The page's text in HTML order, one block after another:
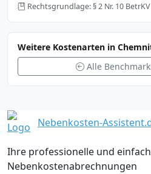
Rechtsgrundlage: § 2 Nr. 10 BetrKV
Weitere Kostenarten in
Alle
Nebenkosten-
Ihre professionelle und
Nebenkostenabrechnungen